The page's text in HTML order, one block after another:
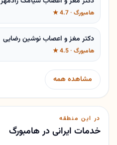
هامبورگ · 4.7 ★
دکتر مغز و اعصاب نوشین رضایی
هامبورگ · 4.5 ★
مشاهده همه
در این منطقه
خدمات ایرانی در هامبورگ